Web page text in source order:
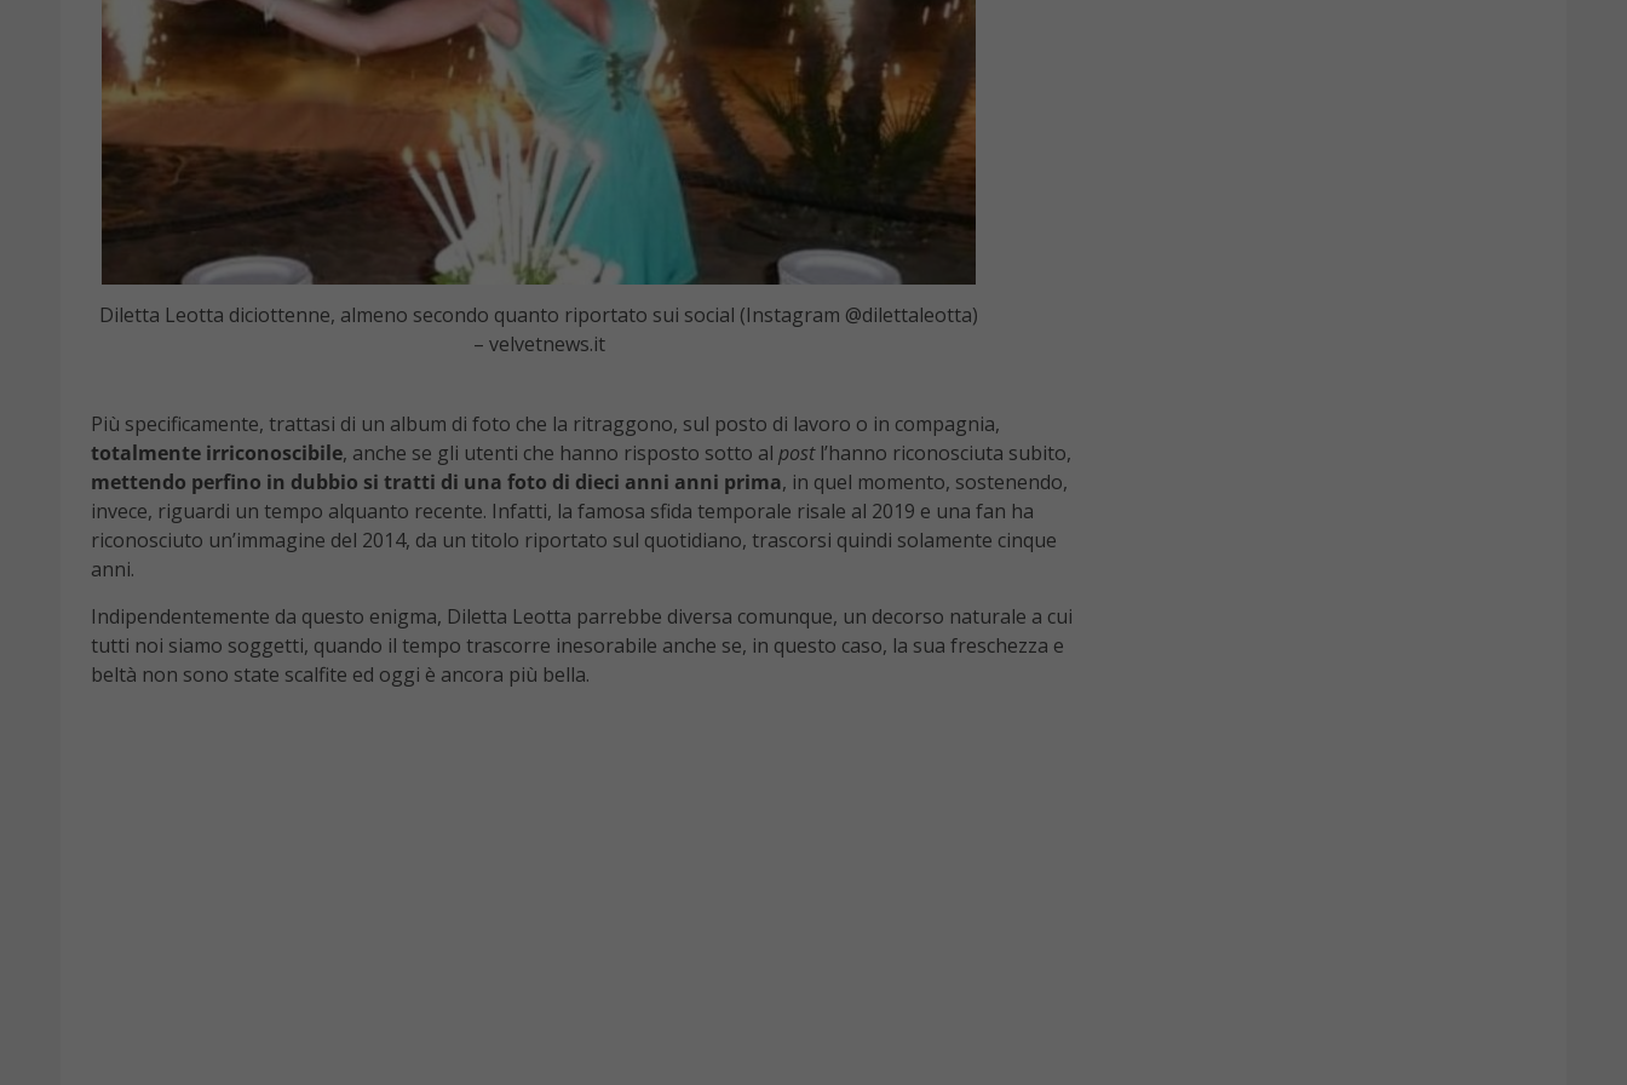
Diletta Leotta diciottenne, almeno secondo quanto riportato sui social (Instagram @dilettaleotta)
– velvetnews.it
Più specificamente, trattasi di un album di foto che la ritraggono, sul posto di lavoro o in compagnia,
totalmente irriconoscibile, anche se gli utenti che hanno risposto sotto al postl’hanno riconosciuta subito,
mettendo perfino in dubbio si tratti di una foto di dieci anni anni prima, in quel momento, sostenendo,
invece, riguardi un tempo alquanto recente. Infatti, la famosa sfida temporale risale al 2019 e una fan ha
riconosciuto un’immagine del 2014, da un titolo riportato sul quotidiano, trascorsi quindi solamente cinque
anni.
Indipendentemente da questo enigma, Diletta Leotta parrebbe diversa comunque, un decorso naturale a cui
tutti noi siamo soggetti, quando il tempo trascorre inesorabile anche se, in questo caso, la sua freschezza e
beltà non sono state scalfite ed oggi è ancora più bella.